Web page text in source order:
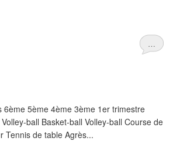
…
5ème 4ème 3ème 1er trimestre
ball Basket-ball Volley-ball Course de
Tennis de table Agrès...